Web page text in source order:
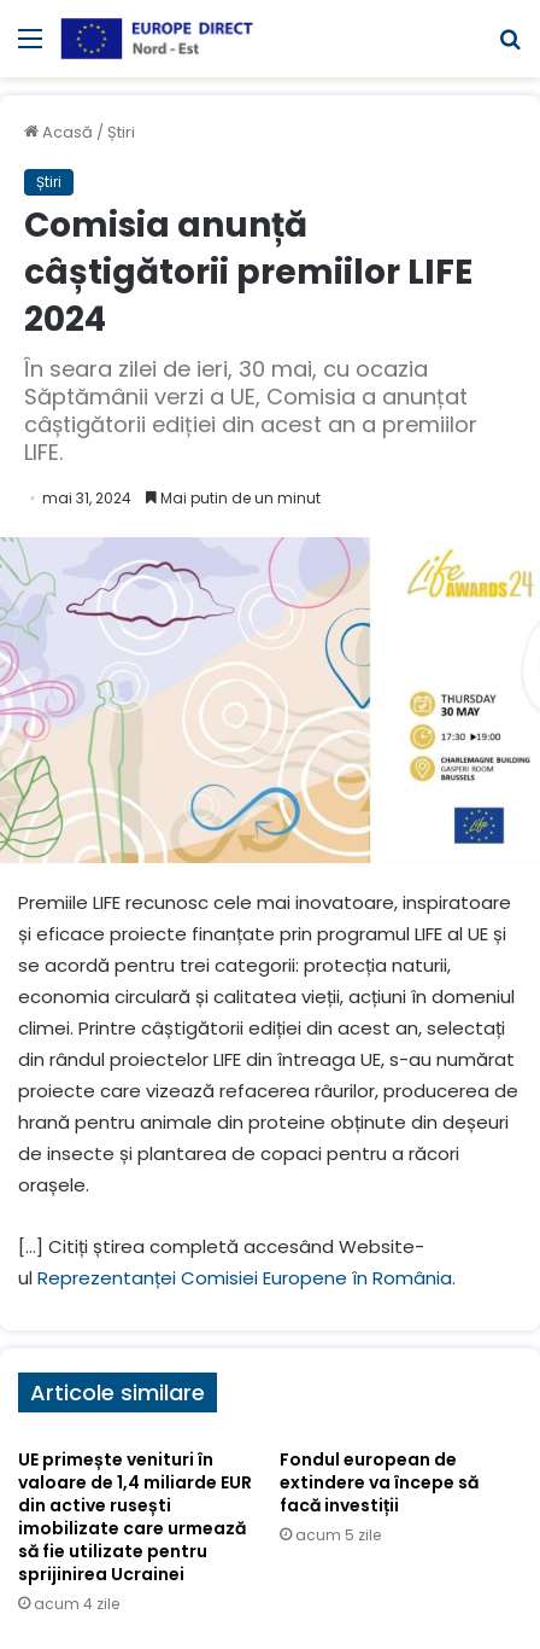
Meniul
Acasă / Știri
Știri
Comisia anunță
câștigătorii premiilor LIFE
2024
În seara zilei de ieri, 30 mai, cu ocazia
Săptămânii verzi a UE, Comisia a anunțat
câștigătorii ediției din acest an a premiilor
LIFE.
mai 31, 2024 Mai putin de un minut
Premiile LIFE recunosc cele mai inovatoare, inspiratoare
și eficace proiecte finanțate prin programul LIFE al UE și
se acordă pentru trei categorii: protecția naturii,
economia circulară și calitatea vieții, acțiuni în domeniul
climei. Printre câștigătorii ediției din acest an, selectați
din rândul proiectelor LIFE din întreaga UE, s-au numărat
proiecte care vizează refacerea râurilor, producerea de
hrană pentru animale din proteine obținute din deșeuri
de insecte și plantarea de copaci pentru a răcori
orașele.
[…] Citiți știrea completă accesând Website-
ulReprezentanței Comisiei Europene în România.
Articole similare
UE primește venituri în
valoare de 1,4 miliarde EUR
din active rusești
imobilizate care urmează
să fie utilizate pentru
sprijinirea Ucrainei
acum 4 zile
Fondul european de
extindere va începe să
facă investiții
acum 5 zile